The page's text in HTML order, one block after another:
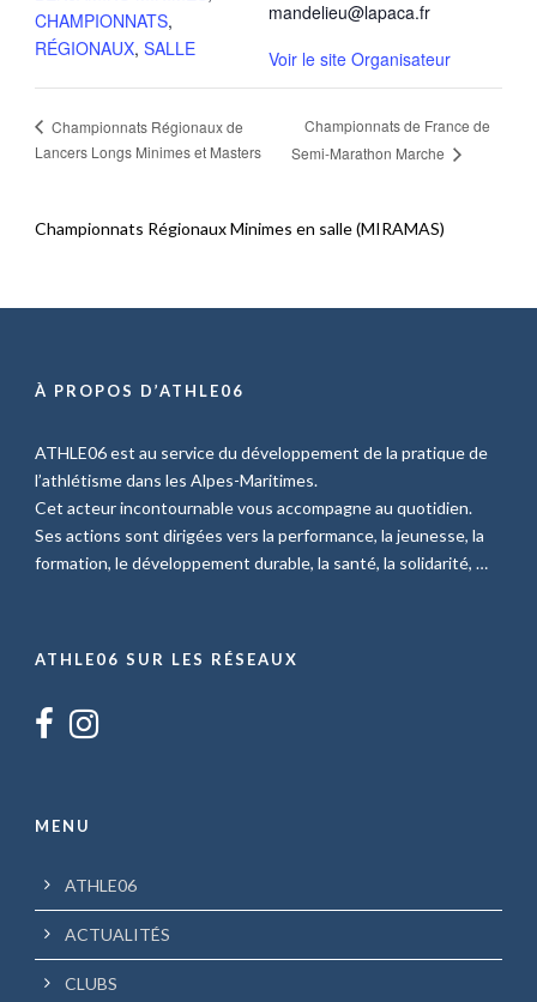
CHAMPIONNATS,
RÉGIONAUX, SALLE
mandelieu@lapaca.fr
Voir le site Organisateur
Championnats Régionaux de
Lancers Longs Minimes et Masters
Championnats de France de
Semi-Marathon Marche
Championnats Régionaux Minimes en salle (MIRAMAS)
À PROPOS D’ATHLE06
ATHLE06 est au service du développement de la pratique de
l’athlétisme dans les Alpes-Maritimes.
Cet acteur incontournable vous accompagne au quotidien.
Ses actions sont dirigées vers la performance, la jeunesse, la
formation, le développement durable, la santé, la solidarité, …
ATHLE06 SUR LES RÉSEAUX
MENU
ATHLE06
ACTUALITÉS
CLUBS